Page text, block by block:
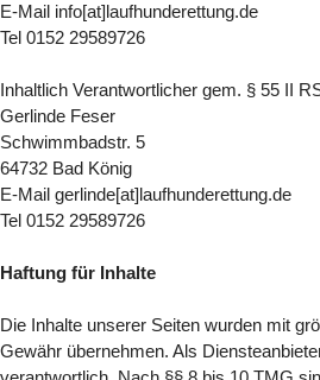
E-Mail info[at]laufhunderettung.de
Tel 0152 29589726
Inhaltlich Verantwortlicher gem. § 55 II
Gerlinde Feser
Schwimmbadstr. 5
64732 Bad König
E-Mail gerlinde[at]laufhunderettung.de
Tel 0152 29589726
Haftung für Inhalte
Die Inhalte unserer Seiten wurden mit
Gewähr übernehmen. Als